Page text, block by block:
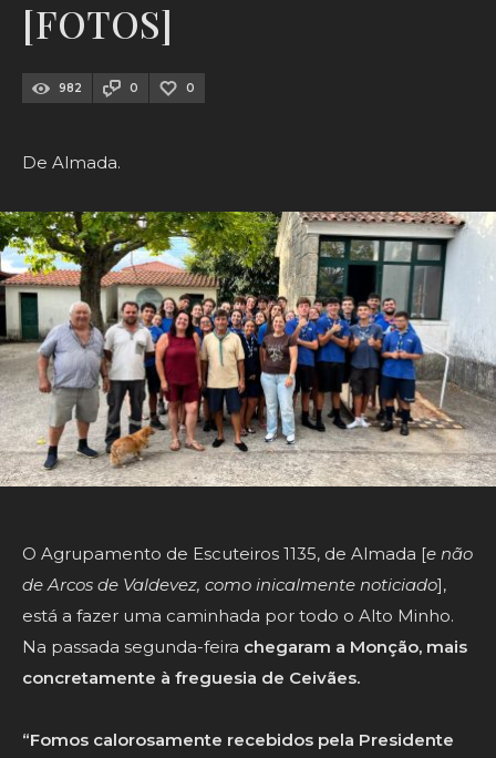
[FOTOS]
982 0 0
De Almada.
O Agrupamento de Escuteiros 1135, de Almada [e não
de Arcos de Valdevez, como inicalmente noticiado],
está a fazer uma caminhada por todo o Alto Minho.
Na passada segunda-feira chegaram a Monção, mais
concretamente à freguesia de Ceivães.
“Fomos calorosamente recebidos pela Presidente